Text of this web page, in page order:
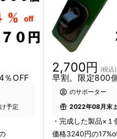
にスマートに！！
ップ
はシリコングリッ
上下左右、360°自由自
アイテム です。
OFF
予定
2,700円 (税込)
早割。限定800
のサポーター
2022年08月末
・完成した製品×
価格3240円の